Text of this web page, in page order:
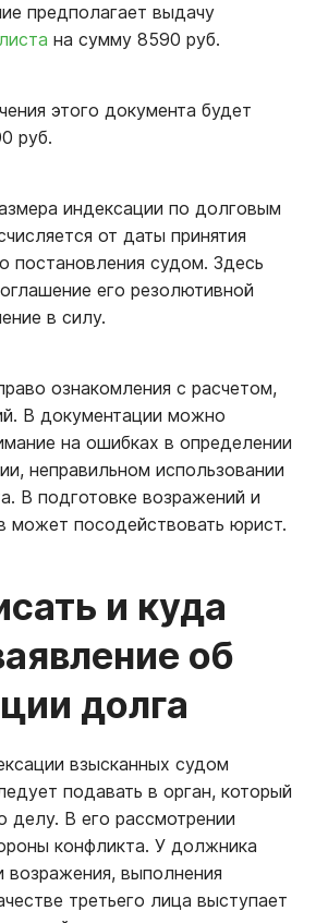
предполагает выдачу
на сумму 8590 руб.
этого документа будет
руб.
индексации по долговым
от даты принятия
постановления судом. Здесь
его резолютивной
в силу.
ознакомления с расчетом,
В документации можно
на ошибках в определении
неправильном использовании
В подготовке возражений и
может посодействовать юрист.
и куда
об
долга
взысканных судом
подавать в орган, который
делу. В его рассмотрении
конфликта. У должника
возражения, выполнения
третьего лица выступает